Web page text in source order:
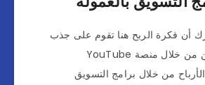
أن فكرة الربح هنا تقوم على جذب
الجمهور والمشاهدين من خلال منصة YouTube
من خلال برامج التسويق